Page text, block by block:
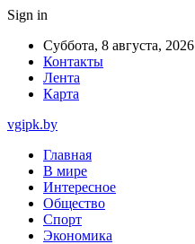
Sign in
Суббота, 8 августа, 2026
Контакты
Лента
Карта
vgipk.by
Главная
В мире
Интересное
Общество
Спорт
Экономика